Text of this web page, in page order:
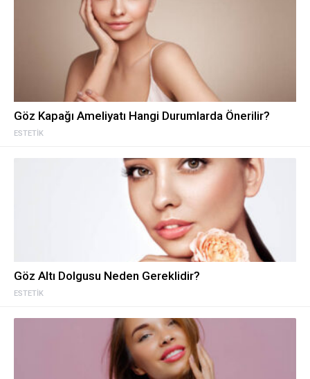
ESTETIK
Göz Kapağı Ameliyatı Hangi Durumlarda Önerilir?
ESTETIK
Göz Altı Dolgusu Neden Gereklidir?